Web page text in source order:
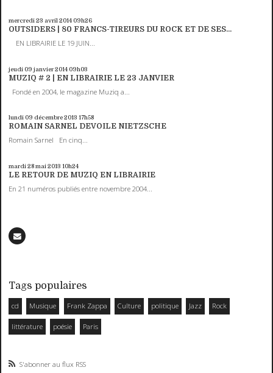
mercredi 23 avril 2014 09h26
OUTSIDERS | 80 FRANCS-TIREURS DU ROCK ET DE SES...
EN LIBRAIRIE LE 19 JUIN...
jeudi 09 janvier 2014 09h03
MUZIQ # 2 | EN LIBRAIRIE LE 23 JANVIER
Fondé en 2004, le magazine Muziq a...
lundi 09 décembre 2013 17h58
ROMAIN SARNEL DEVOILE NIETZSCHE
Romain Sarnel En cinq...
mardi 28mai 2013 10h24
LE RETOUR DE MUZIQ EN LIBRAIRIE
En 21 numéros publiés entre novembre 2004...
Tags populaires
cd Musique Frank Zappa Culture politique Jazz Rock
littérature poésie Paris
S'abonner au flux RSS